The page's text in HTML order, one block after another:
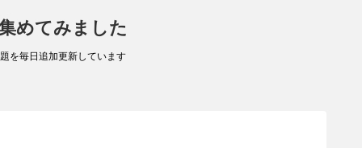
めてみました
を毎日追加更新しています